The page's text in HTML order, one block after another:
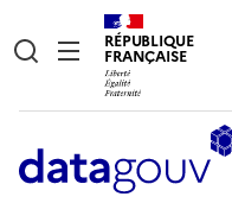
RÉPUBLIQUE
FRANÇAISE